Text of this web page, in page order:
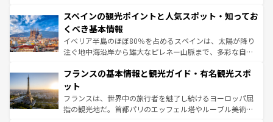
ろん、トスカーナの美しい田園風景やアマルフィ海岸の絶
景など、自然景観も見逃せない。観光の合間には、本場の
ピザやパスタなど、絶品のイタリア料理を堪能することも
できる。朝目覚めてから夜眠るまで、すべての瞬間を楽し
なお、新着のイタリア情報はコンテンツ一覧を参照してほ
しい。
スペインの観光ポイントと人気スポット・知ってお
くべき基本情報
イベリア半島のほぼ80％を占めるスペインは、太陽が降り
注ぐ地中海沿岸から雄大なピレネー山脈まで、多彩な自然
文化が根付くこの国では、情熱的なフラメンコ、熱気あふ
れる闘牛、そして美味しいタパスが生活の一部となってい
る。首都マドリードの洗練された雰囲気や、バルセロナの
アートに溢れた街角から、地方では古代ローマ遺跡や中世
フランスの基本情報と観光ガイド・有名観光スポ
ット
フランスは、世界中の旅行者を魅了し続けるヨーロッパ屈
指の観光地だ。首都パリのエッフェル塔やルーブル美術館